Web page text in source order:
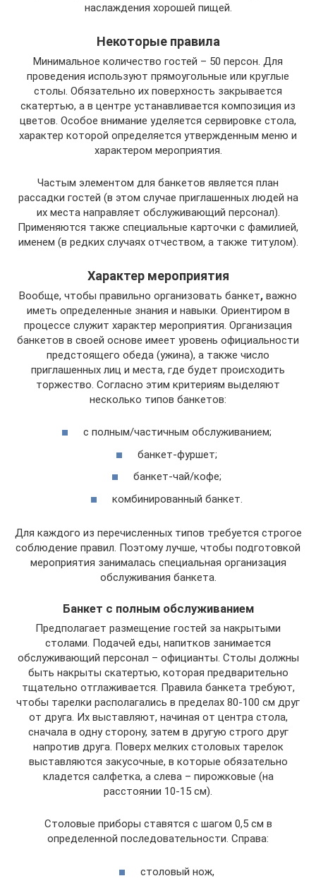
наслаждения хорошей пищей.
Некоторые правила
Минимальное количество гостей – 50 персон. Для
проведения используют прямоугольные или круглые
столы. Обязательно их поверхность закрывается
скатертью, а в центре устанавливается композиция из
цветов. Особое внимание уделяется сервировке стола,
характер которой определяется утвержденным меню и
характером мероприятия.
Частым элементом для банкетов является план
рассадки гостей (в этом случае приглашенных людей на
их места направляет обслуживающий персонал).
Применяются также специальные карточки с фамилией,
именем (в редких случаях отчеством, а также титулом).
Характер мероприятия
Вообще, чтобы правильно организовать банкет, важно
иметь определенные знания и навыки. Ориентиром в
процессе служит характер мероприятия. Организация
банкетов в своей основе имеет уровень официальности
предстоящего обеда (ужина), а также число
приглашенных лиц и места, где будет происходить
торжество. Согласно этим критериям выделяют
несколько типов банкетов:
с полным/частичным обслуживанием;
банкет-фуршет;
банкет-чай/кофе;
комбинированный банкет.
Для каждого из перечисленных типов требуется строгое
соблюдение правил. Поэтому лучше, чтобы подготовкой
мероприятия занималась специальная организация
обслуживания банкета.
Банкет с полным обслуживанием
Предполагает размещение гостей за накрытыми
столами. Подачей еды, напитков занимается
обслуживающий персонал – официанты. Столы должны
быть накрыты скатертью, которая предварительно
тщательно отглаживается. Правила банкета требуют,
чтобы тарелки располагались в пределах 80-100 см друг
от друга. Их выставляют, начиная от центра стола,
сначала в одну сторону, затем в другую строго друг
напротив друга. Поверх мелких столовых тарелок
выставляются закусочные, в которые обязательно
кладется салфетка, а слева – пирожковые (на
расстоянии 10-15 см).
Столовые приборы ставятся с шагом 0,5 см в
определенной последовательности. Справа:
столовый нож,